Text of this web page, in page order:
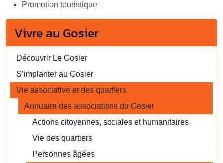
Promotion touristique
Vivre au Gosier
Découvrir Le Gosier
S’implanter au Gosier
Vie associative et des quartiers
Annuaire des associations du Gosier
Actions citoyennes, sociales et humanitaires
Vie des quartiers
Personnes âgées